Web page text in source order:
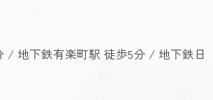
/ 地下鉄有楽町駅 徒歩5分 / 地下鉄日